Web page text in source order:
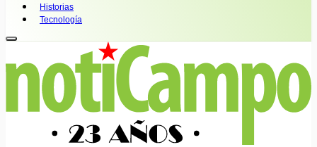
Historias
Tecnología